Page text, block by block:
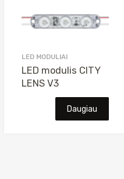
6.6W/960mm
24V
LED MODULIAI
LED modulis CITY
LENS V3
Daugiau